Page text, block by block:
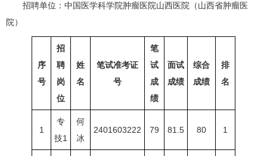
招聘单位：中国医学科学院肿瘤医院山西医院（山西省肿瘤医
院）
序
号
招
聘
岗
位
姓
名
笔试准考证
号
笔
试
成
绩
面试
成绩
综合
成绩
排
名
1
专
技1
何
冰
2401603222 79 81.5 80 1